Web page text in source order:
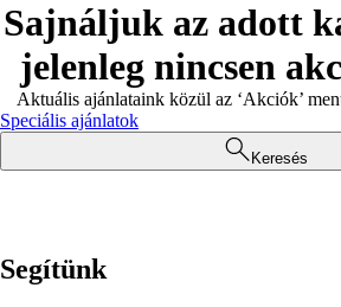
Sajnáljuk az adott
jelenleg nincsen
Aktuális ajánlataink közül az ‘Akciók’
Speciális ajánlatok
Keresés
Segítünk